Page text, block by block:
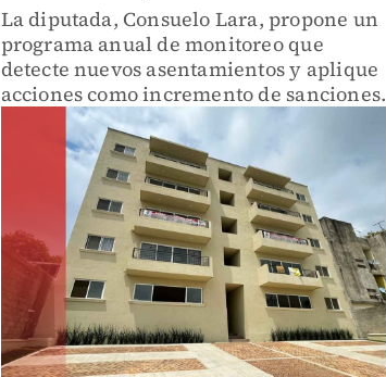
La diputada, Consuelo Lara, propone un
programa anual de monitoreo que
detecte nuevos asentamientos y aplique
acciones como incremento de sanciones.